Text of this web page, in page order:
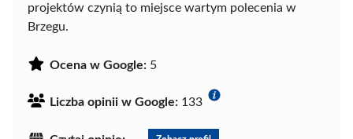
projektów czynią to miejsce wartym polecenia w
Brzegu.
Ocena w Google: 5
Liczba opinii w Google: 133